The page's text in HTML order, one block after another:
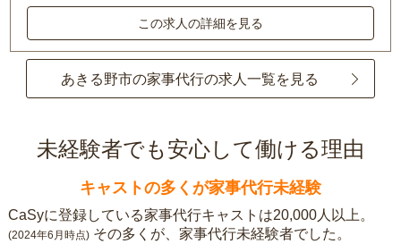
この求人の詳細を見る
あきる野市の家事代行の求人一覧を見る
未経験者でも安心して働ける理由
キャストの多くが家事代行未経験
CaSyに登録している家事代行キャストは20,000人以上。
(2024年6月時点) その多くが、家事代行未経験者でした。